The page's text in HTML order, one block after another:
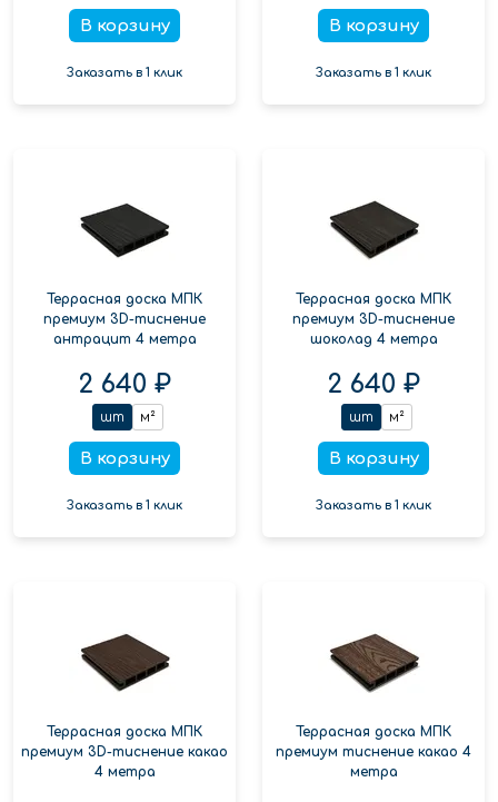
В корзину
Заказать в 1 клик
В корзину
Заказать в 1 клик
Террасная доска МПК
премиум 3D-тиснение
антрацит 4 метра
2 640 ₽
шт м²
В корзину
Заказать в 1 клик
Террасная доска МПК
премиум 3D-тиснение
шоколад 4 метра
2 640 ₽
шт м²
В корзину
Заказать в 1 клик
Террасная доска МПК
премиум 3D-тиснение какао
4 метра
Террасная доска МПК
премиум тиснение какао 4
метра